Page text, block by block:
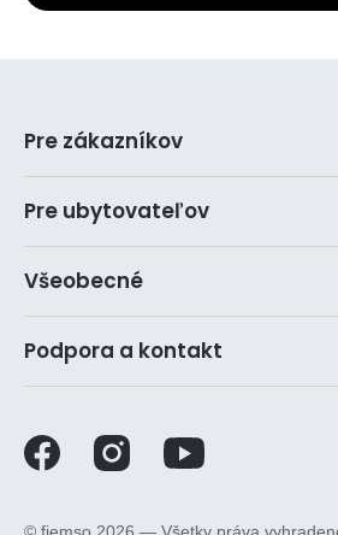
Pre zákazníkov
Pre ubytovateľov
Všeobecné
Podpora a kontakt